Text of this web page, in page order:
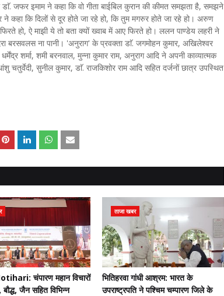
डाॅ. जफर इमाम ने कहा कि वो गीता बाईबिल कुरान की कीमत समझता है, समझने
कहा कि दिलों से दूर होते जा रहे हो, कि तुम मगरुर होते जा रहे हो। अरुण
हो, ऐ माझी ये तो बता क्यों ख्वाब में आए फिरते हो। ललन पाण्डेय लहरी ने
बरसवलस ना पानी। 'अनुराग' के प्रवक्ता डाॅ. जगमोहन कुमार, अखिलेश्वर
शर्मा, शमी बरनवाल, मुन्ना कुमार राम, अनुराग आदि ने अपनी काव्यात्मक
चतुर्वेदी, सुनील कुमार, डाॅ. राजकिशोर राम आदि सहित दर्जनों छात्र उपस्थित
चंपारण महान विचारों
जैन सहित विभिन्न
ताजा खबर
भितिहरवा गांधी आश्रम: भारत के
उपराष्ट्रपति ने पश्चिम चम्पारण जिले के